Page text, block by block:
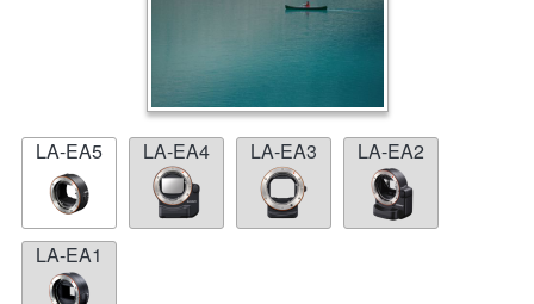
LA-EA5 LA-EA4 LA-EA3 LA-EA2
LA-EA1